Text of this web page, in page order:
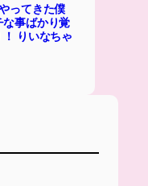
ってきた僕
な事ばかり覚
りいなちゃ